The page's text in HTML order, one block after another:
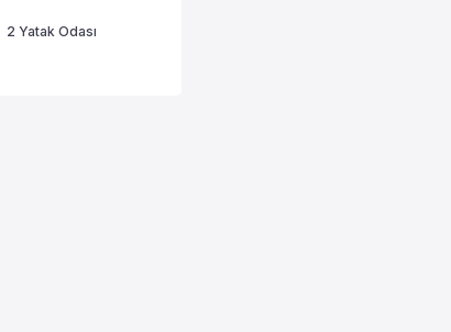
2 Yatak Odası